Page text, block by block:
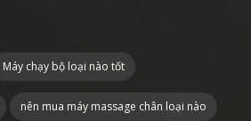
Máy chạy bộ loại nào tốt
nên mua máy massage chân loại nào